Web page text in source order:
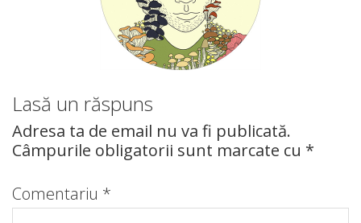
Lasă un răspuns
Adresa ta de email nu va fi publicată.
Câmpurile obligatorii sunt marcate cu *
Comentariu *